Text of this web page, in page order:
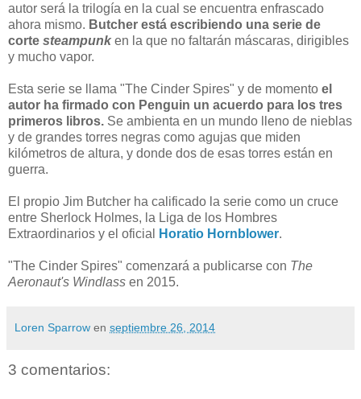
autor será la trilogía en la cual se encuentra enfrascado
ahora mismo. Butcher está escribiendo una serie de
corte steampunk en la que no faltarán máscaras, dirigibles
y mucho vapor.
Esta serie se llama "The Cinder Spires" y de momento el
autor ha firmado con Penguin un acuerdo para los tres
primeros libros. Se ambienta en un mundo lleno de nieblas
y de grandes torres negras como agujas que miden
kilómetros de altura, y donde dos de esas torres están en
guerra.
El propio Jim Butcher ha calificado la serie como un cruce
entre Sherlock Holmes, la Liga de los Hombres
Extraordinarios y el oficial
Horatio Hornblower.
"The Cinder Spires" comenzará a publicarse con The
Aeronaut's Windlass en 2015.
Loren Sparrow en septiembre 26, 2014
3 comentarios: